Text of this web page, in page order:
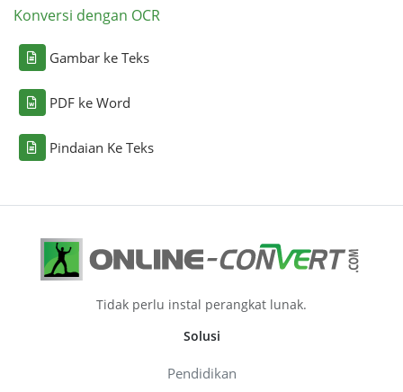
Konversi dengan OCR
Gambar ke Teks
PDF ke Word
Pindaian Ke Teks
Tidak perlu instal perangkat lunak.
Solusi
Pendidikan